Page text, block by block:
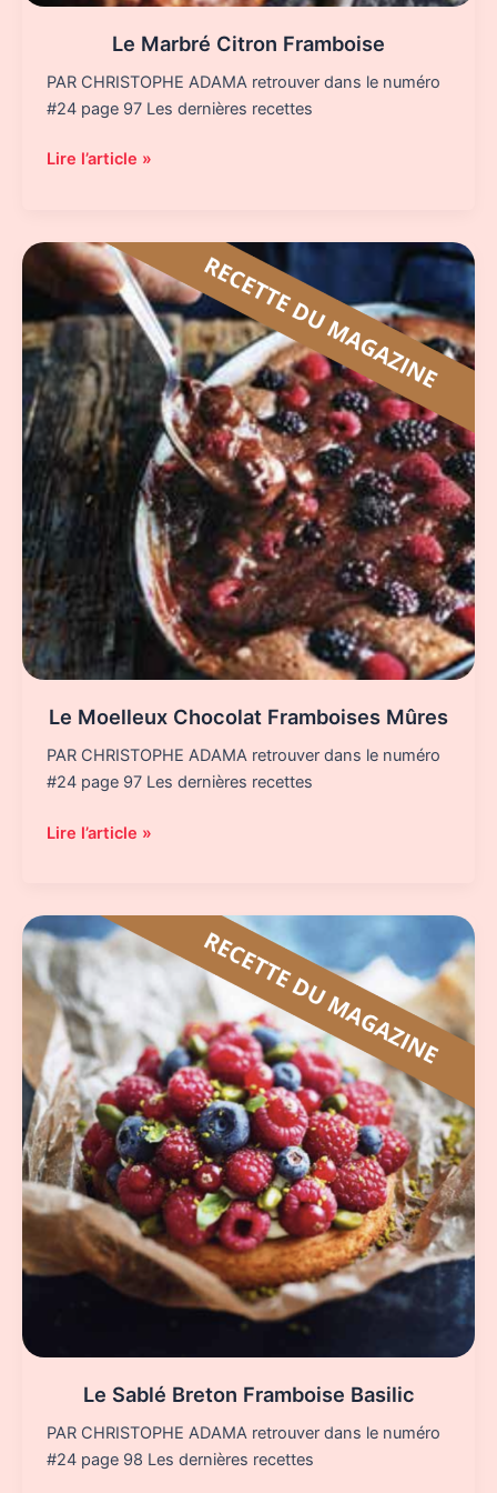
Le Marbré Citron Framboise
PAR CHRISTOPHE ADAMA retrouver dans le numéro
#24 page 97 Les dernières recettes
Le
Framboise
Lire l’article »
Le Moelleux Chocolat Framboises Mûres
PAR CHRISTOPHE ADAMA retrouver dans le numéro
#24 page 97 Les dernières recettes
Le
Framboises
Mûres
Lire l’article »
Le Sablé Breton Framboise Basilic
PAR CHRISTOPHE ADAMA retrouver dans le numéro
#24 page 98 Les dernières recettes